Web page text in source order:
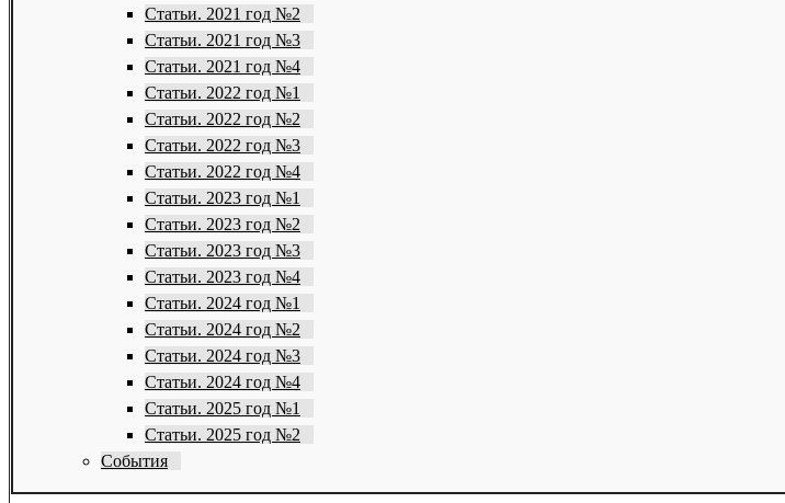
Статьи. 2021 год №2
Статьи. 2021 год №3
Статьи. 2021 год №4
Статьи. 2022 год №1
Статьи. 2022 год №2
Статьи. 2022 год №3
Статьи. 2022 год №4
Статьи. 2023 год №1
Статьи. 2023 год №2
Статьи. 2023 год №3
Статьи. 2023 год №4
Статьи. 2024 год №1
Статьи. 2024 год №2
Статьи. 2024 год №3
Статьи. 2024 год №4
Статьи. 2025 год №1
Статьи. 2025 год №2
События